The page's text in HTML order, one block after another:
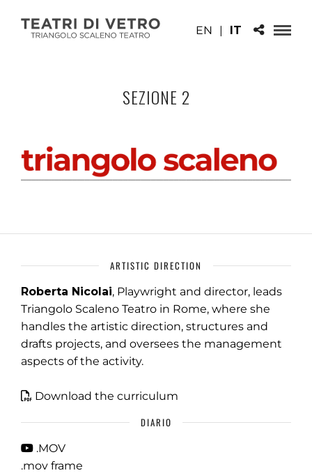
EN | IT
SEZIONE 2
ARTISTIC DIRECTION
Roberta Nicolai, Playwright and director, leads
Triangolo Scaleno Teatro in Rome, where she
handles the artistic direction, structures and
drafts projects, and oversees the management
aspects of the activity.
Download the curriculum
DIARIO
.MOV
.mov frame